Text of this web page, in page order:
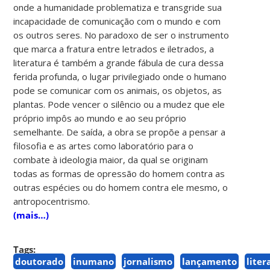
onde a humanidade problematiza e transgride sua
incapacidade de comunicação com o mundo e com
os outros seres. No paradoxo de ser o instrumento
que marca a fratura entre letrados e iletrados, a
literatura é também a grande fábula de cura dessa
ferida profunda, o lugar privilegiado onde o humano
pode se comunicar com os animais, os objetos, as
plantas. Pode vencer o silêncio ou a mudez que ele
próprio impôs ao mundo e ao seu próprio
semelhante. De saída, a obra se propõe a pensar a
filosofia e as artes como laboratório para o
combate à ideologia maior, da qual se originam
todas as formas de opressão do homem contra as
outras espécies ou do homem contra ele mesmo, o
antropocentrismo.
(mais…)
Tags:
doutorado
inumano jornalismo lançamento